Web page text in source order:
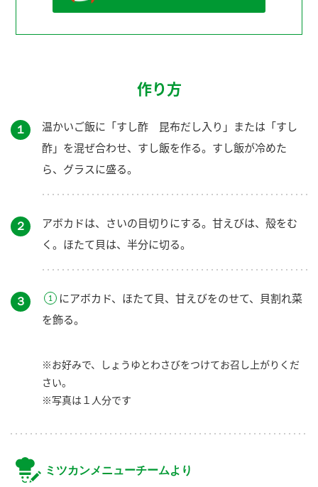
作り方
１
温かいご飯に「すし酢 昆布だし入り」または「すし
酢」を混ぜ合わせ、すし飯を作る。すし飯が冷めた
ら、グラスに盛る。
２
アボカドは、さいの目切りにする。甘えびは、殻をむ
く。ほたて貝は、半分に切る。
３
にアボカド、ほたて貝、甘えびをのせて、貝割れ菜
を飾る。
※お好みで、しょうゆとわさびをつけてお召し上がりくだ
さい。
※写真は１人分です
ミツカンメニューチームより